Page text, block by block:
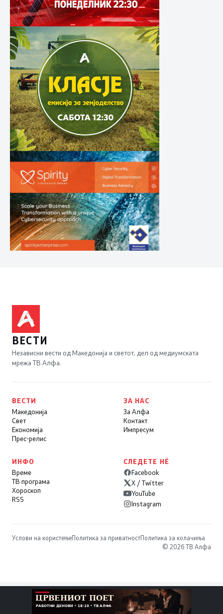
ВЕСТИ
Независни вести од Македонија и светот, дел од медиумската
мрежа ТВ Алфа.
ВЕСТИ
Македонија
Свет
Економија
Прес-релис
ЗА НАС
За Алфа
Контакт
Импресум
ИНФО
Време
ТВ програма
Хороскоп
RSS
СЛЕДЕТЕ НÉ
Facebook
X / Twitter
YouTube
Instagram
Услови на користењеПолитика за приватностПолитика за колачиња
© 2026 ТВ Алфа